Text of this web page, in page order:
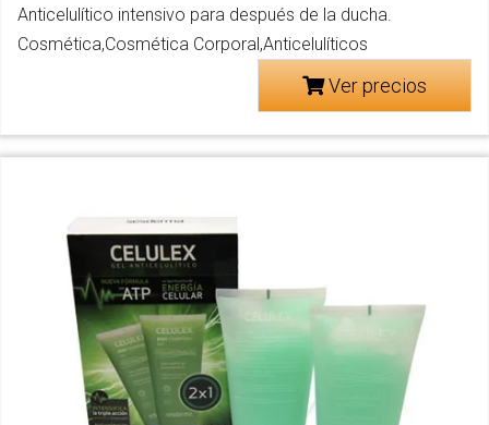
Anticelulítico intensivo para después de la ducha.
Cosmética,Cosmética Corporal,Anticelulíticos
Ver precios